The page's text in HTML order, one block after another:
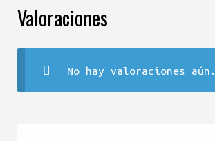
Valoraciones
No hay valoraciones aún.